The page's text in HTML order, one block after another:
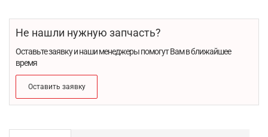
Не нашли нужную запчасть?
Оставьте заявку и наши менеджеры помогут Вам в ближайшее
время
Оставить заявку